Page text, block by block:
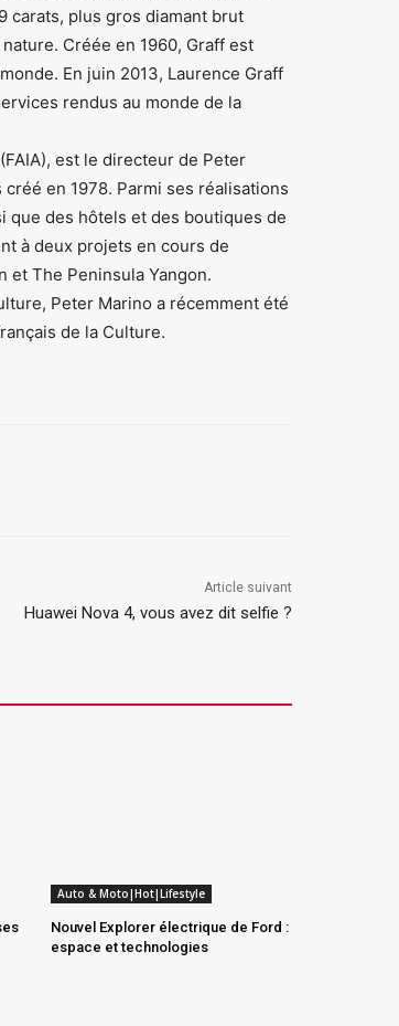
carats, plus gros diamant brut
Créée en 1960, Graff est
En juin 2013, Laurence Graff
rendus au monde de la
est le directeur de Peter
en 1978. Parmi ses réalisations
des hôtels et des boutiques de
à deux projets en cours de
et The Peninsula Yangon.
Peter Marino a récemment été
de la Culture.
Article suivant
Huawei Nova 4, vous avez dit selfie ?
Auto & Moto|Hot|Lifestyle
Nouvel Explorer électrique de Ford :
espace et technologies